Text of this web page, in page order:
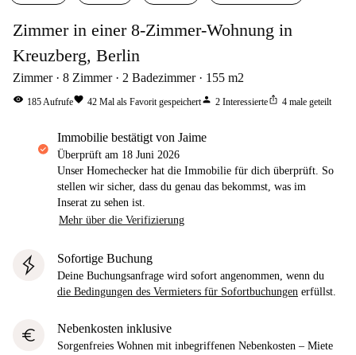
Zimmer in einer 8-Zimmer-Wohnung in
Kreuzberg, Berlin
Zimmer 8 Zimmer 2 Badezimmer 155 m2
visibility 185Aufrufefavorite 42 Mal als Favorit gespeichertperson 2 Interessierteios_share 4 male geteilt
Immobilie bestätigt von Jaime
Überprüft am 18 Juni 2026
Unser Homechecker hat die Immobilie für dich überprüft. So
stellen wir sicher, dass du genau das bekommst, was im
Inserat zu sehen ist.
Mehr über die Verifizierung
Sofortige Buchung
Deine Buchungsanfrage wird sofort angenommen, wenn du
die Bedingungen des Vermieters für Sofortbuchungen erfüllst.
euro Nebenkosten inklusive
Sorgenfreies Wohnen mit inbegriffenen Nebenkosten – Miete